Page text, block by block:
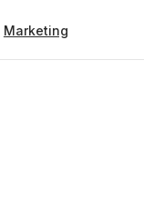
Marketing